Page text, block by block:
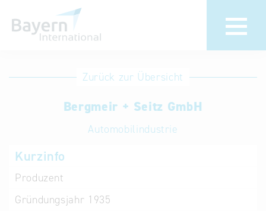
Anmeldung
Unternehmen
anmelden
Eintrag
löschen
Aktualisieren
Zurück zur Übersicht
Bergmeir + Seitz GmbH
Automobilindustrie
Kurzinfo
Produzent
Gründungsjahr 1935